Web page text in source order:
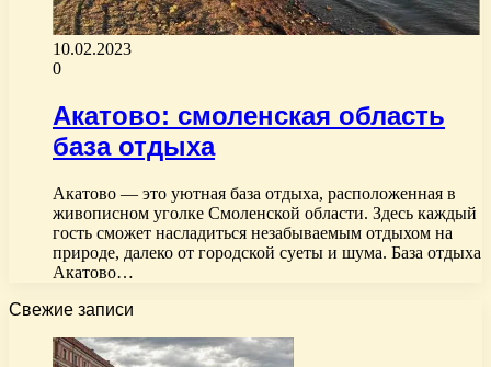
10.02.2023
0
Акатово: смоленская область
база отдыха
Акатово — это уютная база отдыха, расположенная в
живописном уголке Смоленской области. Здесь каждый
гость сможет насладиться незабываемым отдыхом на
природе, далеко от городской суеты и шума. База отдыха
Акатово…
Свежие записи